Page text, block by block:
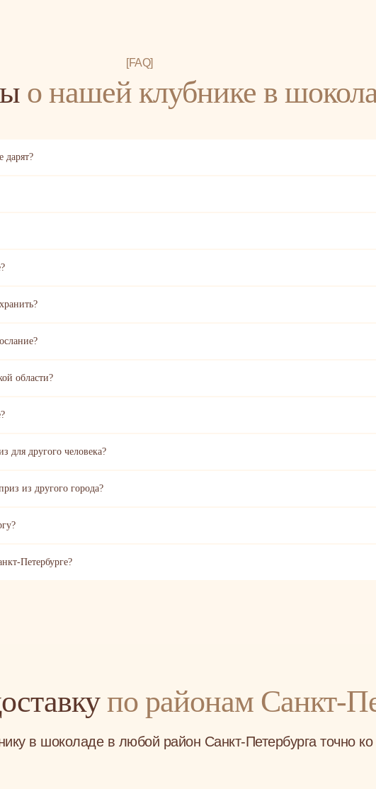
[FAQ]
о нашей клубнике в
дарят?
области?
для другого человека?
из другого города?
Петербурге?
по районам Санкт-
в шоколаде в любой район Санкт-Петербурга точно